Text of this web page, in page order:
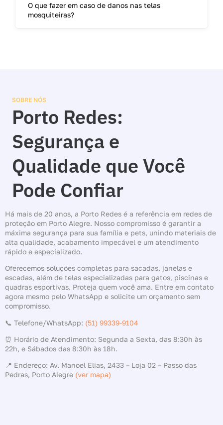
O que fazer em caso de danos nas telas
mosquiteiras?
SOBRE NÓS
Porto Redes:
Segurança e
Qualidade que Você
Pode Confiar
Há mais de 20 anos, a Porto Redes é a referência em redes de
proteção em Porto Alegre. Nosso compromisso é garantir a
máxima segurança para sua família e pets, unindo materiais de
alta qualidade, acabamento impecável e um atendimento
rápido e especializado.
Oferecemos soluções completas para sacadas, janelas e
escadas, além de telas especializadas para gatos, piscinas e
quadras esportivas. Proteja quem você ama. Entre em contato
agora mesmo pelo WhatsApp e solicite um orçamento sem
compromisso.
📞 Telefone/WhatsApp: (51) 99339-9104
⏰ Horário de Atendimento: Segunda a Sexta, das 8:30h às
22h, e Sábados das 8:30h às 18h.
📍 Endereço: Av. Manoel Elias, 2433 – Loja 02 – Passo das
Pedras, Porto Alegre (ver mapa)